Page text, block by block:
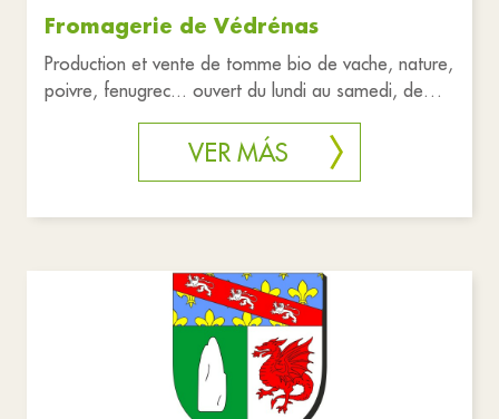
Fromagerie de Védrénas
Production et vente de tomme bio de vache, nature,
poivre, fenugrec... ouvert du lundi au samedi, de
VER MÁS